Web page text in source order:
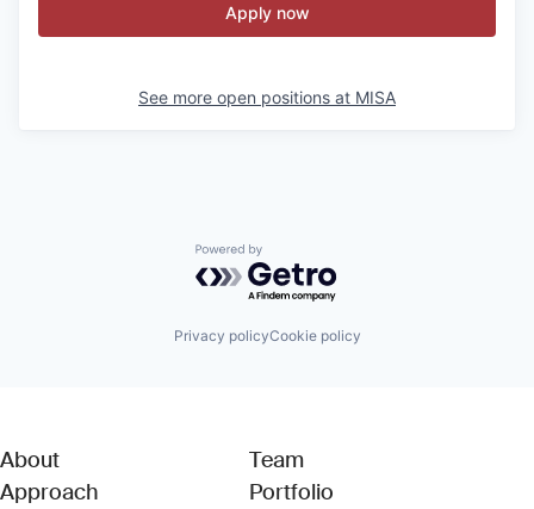
Apply now
See more open positions at MISA
Powered by Getro.com
Privacy policyCookie policy
About
Approach
Team
Portfolio